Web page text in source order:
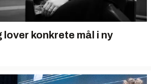
lover konkrete mål i ny